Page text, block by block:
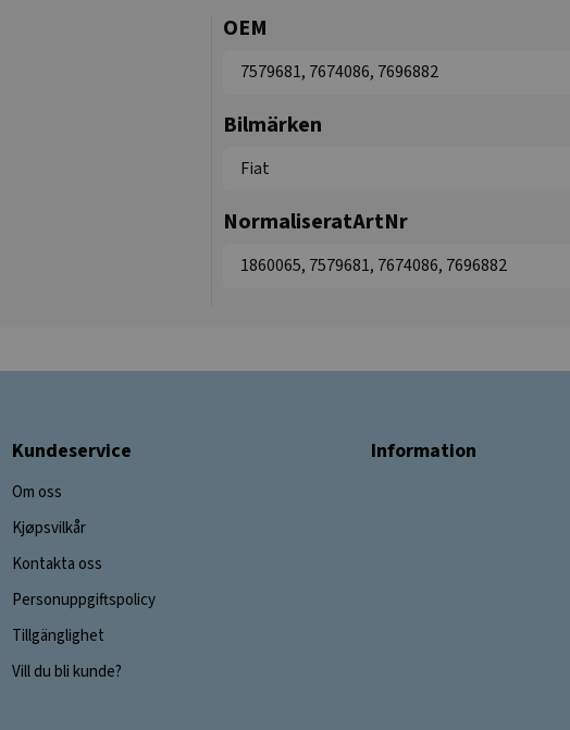
OEM
7579681, 7674086, 7696882
Bilmärken
Fiat
NormaliseratArtNr
1860065, 7579681, 7674086, 7696882
Kundeservice
Om oss
Kjøpsvilkår
Kontakta oss
Personuppgiftspolicy
Tillgänglighet
Vill du bli kunde?
Information